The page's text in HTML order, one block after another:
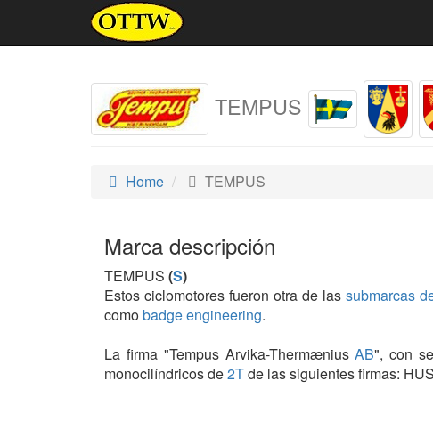
TEMPUS
Home TEMPUS
Marca descripción
TEMPUS (S)
Estos ciclomotores fueron otra de lassubmarcas
comobadge engineering.
La firma "Tempus Arvika-ThermæniusAB", con
monocilíndricos de2Tde las siguientes firmas: